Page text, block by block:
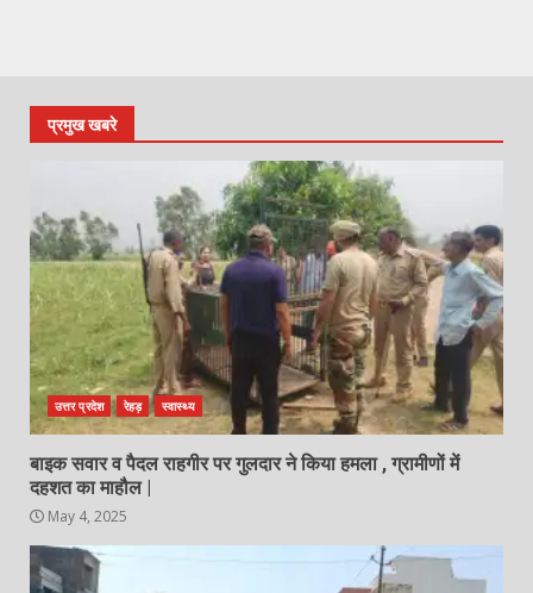
प्रमुख खबरे
उत्तर प्रदेश रेहड़ स्वास्थ्य
बाइक सवार व पैदल राहगीर पर गुलदार ने किया हमला , ग्रामीणों में
दहशत का माहौल |
May 4, 2025